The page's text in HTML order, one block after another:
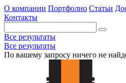
О компании Портфолио Статьи
Контакты
Все результаты
Все результаты
По вашему запросу ничего не